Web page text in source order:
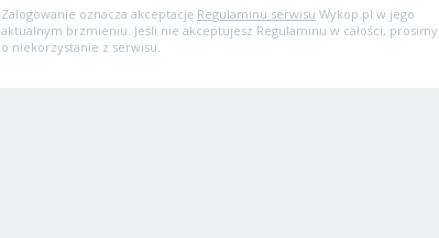
Zalogowanie oznacza akceptację Regulaminu serwisu Wykop.pl w jego
aktualnym brzmieniu. Jeśli nie akceptujesz Regulaminu w całości, prosimy
o niekorzystanie z serwisu.